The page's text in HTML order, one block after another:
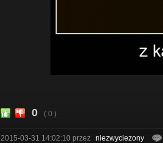
0 ( 0 )
2015-03-31 14:02:10 przez niezwyciezony